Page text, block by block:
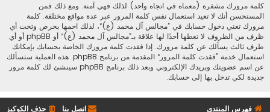
كلمة مرورك مشفرة (معماه في اتجاه واحد) لذلك فهي آمنة. ومع ذلك فمن
المستحسن أنك لا تعيد استعمال نفس كلمة المرور عبر عدة مواقع مختلفة. كلمة
مرورك تعني دخول حسابك في ”مجالس آل محمد (ع)“، لذلك احمها بحرص وتحت أي
ظرف من الظروف لا تعطها أحدًا لها علاقة بـ”مجالس آل محمد (ع)“ أو phpBB أو أي
طرف ثالث يسألك عن كلمة مرورك. إذا فقدت كلمة مرورك الخاصة بحسابك بإمكانك
استعمال خدمة ”فقدت كلمة المرور“ المقدمة من برنامج phpBB. هذه العملية ستسألك
عن اسم عضويتك وبريدك الإلكتروني وبعد ذلك برنامج phpBB سينشئ لك كلمة مرور
جديدة لكي تدخل بها إلى حسابك.
فهرس المنتدى حذف الكوكيز اتصل بنا